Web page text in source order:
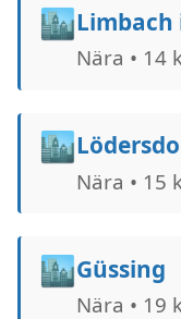
🏙️Limbach
Nära • 14
🏙️
Nära • 15
🏙️Güssing
Nära • 19